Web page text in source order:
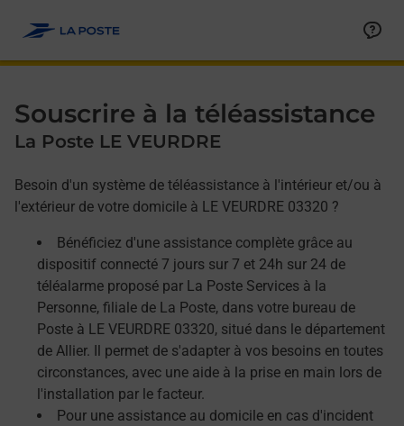
Souscrire à la téléassistance
La Poste LE VEURDRE
Besoin d'un système de téléassistance à l'intérieur et/ou à
l'extérieur de votre domicile à LE VEURDRE 03320 ?
Bénéficiez d'une assistance complète grâce au
dispositif connecté 7 jours sur 7 et 24h sur 24 de
téléalarme proposé par La Poste Services à la
Personne, filiale de La Poste, dans votre bureau de
Poste à LE VEURDRE 03320, situé dans le département
de Allier. Il permet de s'adapter à vos besoins en toutes
circonstances, avec une aide à la prise en main lors de
l'installation par le facteur.
Pour une assistance au domicile en cas d'incident